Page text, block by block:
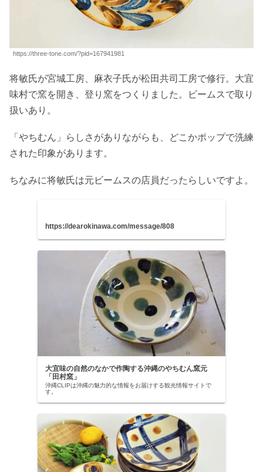
https://three-tone.com/?pid=167941981
将敏氏が宮城工房、麻衣子氏が松田共司工房で修行。大宜
味村で窯を開き、登り窯をつくりました。ビームスで取り
扱いあり。
「やちむん」らしさがありながらも、どこかポップで洗練
された印象があります。
ちなみに将敏氏は元ビームスの店員だったらしいですよ。
https://dearokinawa.com/message/808
大宜味の自然のなかで作陶する沖縄のやちむん窯元
「田村窯」
沖縄CLIPは沖縄の魅力的な情報をお届けする観光情報サイトで
す。